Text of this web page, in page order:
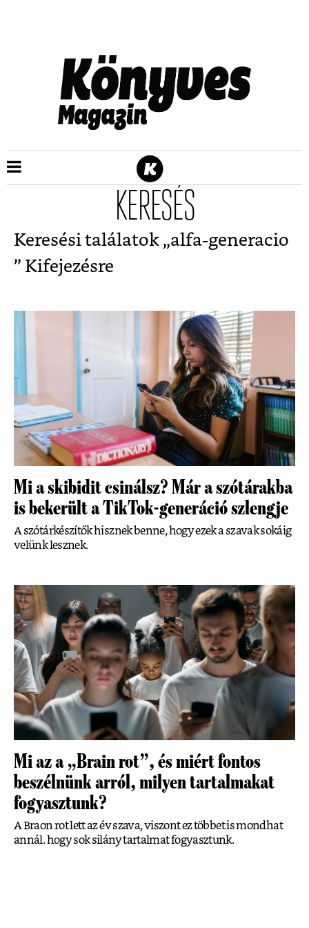
KERESÉS
Keresési találatok „alfa-generacio
” Kifejezésre
Mi a skibidit csinálsz? Már a szótárakba
is bekerült a TikTok-generáció szlengje
A szótárkészítők hisznek benne, hogy ezek a szavak sokáig
velünk lesznek.
Mi az a „Brain rot”, és miért fontos
beszélnünk arról, milyen tartalmakat
fogyasztunk?
A Braon rot lett az év szava, viszont ez többet is mondhat
annál. hogy sok silány tartalmat fogyasztunk.